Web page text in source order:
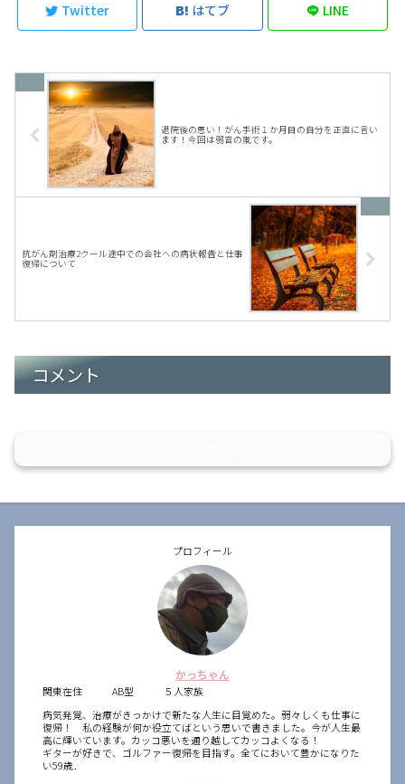
Twitter はてブ LINE
退院後の思い！がん手術１か月目の自分を正直に言い
ます！今回は弱音の嵐です。
抗がん剤治療2クール途中での会社への病状報告と仕事
復帰について
コメント
プロフィール
かっちゃん
関東在住 AB型 ５人家族
病気発覚、治療がきっかけで新たな人生に目覚めた。弱々しくも仕事に
復帰！ 私の経験が何か役立てばという思いで書きました。今が人生最
高に輝いています。カッコ悪いを通り越してカッコよくなる！
ギターが好きで、ゴルファー復帰を目指す。全てにおいて豊かになりた
い59歳．